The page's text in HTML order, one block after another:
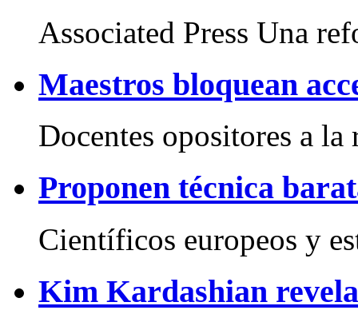
Associated Press Una
Maestros bloquean
Docentes opositores a la
Proponen técnica
Científicos europeos y
Kim Kardashian